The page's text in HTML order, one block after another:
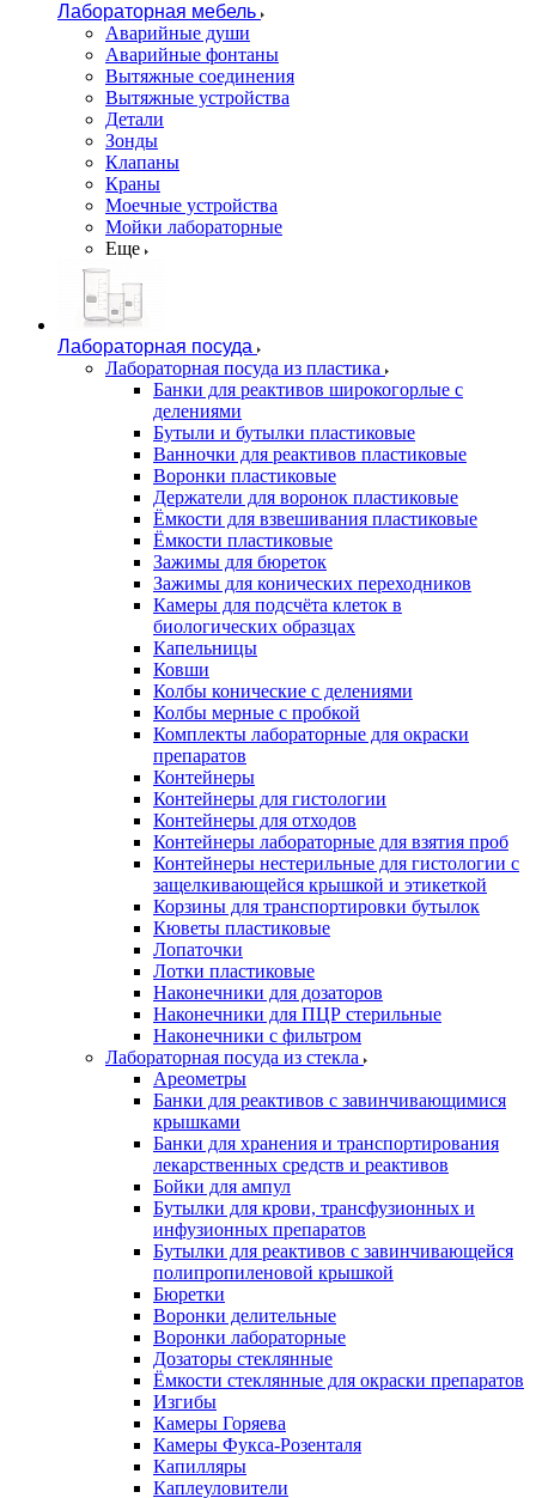
Лабораторная мебель
Аварийные души
Аварийные фонтаны
Вытяжные соединения
Вытяжные устройства
Детали
Зонды
Клапаны
Краны
Моечные устройства
Мойки лабораторные
Еще
Лабораторная посуда
Лабораторная посуда из пластика
Банки для реактивов широкогорлые с
делениями
Бутыли и бутылки пластиковые
Ванночки для реактивов пластиковые
Воронки пластиковые
Держатели для воронок пластиковые
Ёмкости для взвешивания пластиковые
Ёмкости пластиковые
Зажимы для бюреток
Зажимы для конических переходников
Камеры для подсчёта клеток в
биологических образцах
Капельницы
Ковши
Колбы конические с делениями
Колбы мерные с пробкой
Комплекты лабораторные для окраски
препаратов
Контейнеры
Контейнеры для гистологии
Контейнеры для отходов
Контейнеры лабораторные для взятия проб
Контейнеры нестерильные для гистологии с
защелкивающейся крышкой и этикеткой
Корзины для транспортировки бутылок
Кюветы пластиковые
Лопаточки
Лотки пластиковые
Наконечники для дозаторов
Наконечники для ПЦР стерильные
Наконечники с фильтром
Лабораторная посуда из стекла
Ареометры
Банки для реактивов с завинчивающимися
крышками
Банки для хранения и транспортирования
лекарственных средств и реактивов
Бойки для ампул
Бутылки для крови, трансфузионных и
инфузионных препаратов
Бутылки для реактивов с завинчивающейся
полипропиленовой крышкой
Бюретки
Воронки делительные
Воронки лабораторные
Дозаторы стеклянные
Ёмкости стеклянные для окраски препаратов
Изгибы
Камеры Горяева
Камеры Фукса-Розенталя
Капилляры
Каплеуловители